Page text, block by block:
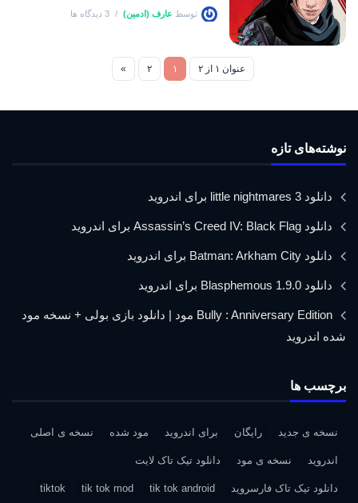
توسط عارف (ادمین) 3 دیدگاه ها
عنوان ۱ از ۲ ۱ ۲ »
نوشته‌های تازه
دانلود little nightmares 3 برای اندروید
دانلود Assassin’s Creed IV: Black Flag برای اندروید
دانلود Batman: Arkham City برای اندروید
دانلود Blasphemous 1.9.0 برای اندروید
Bully : Anniversary Edition مود | دانلود بازی بولی + نسخه مود
شده اندروید
برچسب ها
نسخه ی جدید رایگان برای اندروید مود شده نسخه ی اصلی
اندروید نسخه ی مود دانلود تیک تاک لایت
دانلود تیک تاک فارسروید tik tok android
tik tok mod
tiktok